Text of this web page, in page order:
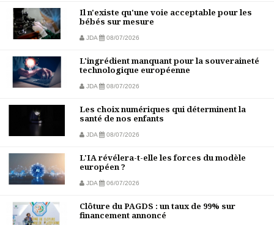
Il n'existe qu'une voie acceptable pour les
bébés sur mesure
JDA 08/07/2026
L'ingrédient manquant pour la souveraineté
technologique européenne
JDA 08/07/2026
Les choix numériques qui déterminent la
santé de nos enfants
JDA 08/07/2026
L'IA révélera-t-elle les forces du modèle
européen ?
JDA 06/07/2026
Clôture du PAGDS : un taux de 99% sur
financement annoncé